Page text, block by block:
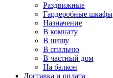
Раздвижные
Гардеробные шкафы
Назначение
В комнату
В нишу
В спальню
В частный дом
На балкон
Доставка и оплата